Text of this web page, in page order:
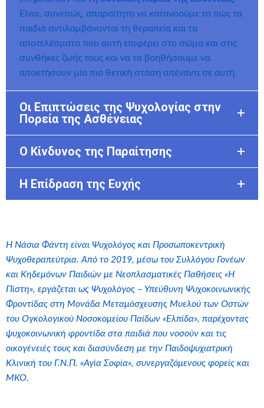
Είναι, συνεπώς, απαραίτητο να κατανοούμε το πώς τα
παιδιά αντιλαμβάνονται τη θεραπεία και τα
αποτελέσματα που αυτή επιφέρει στο σώμα και στις
συνθήκες ζωής τους και να τα βοηθήσουμε να
αποκτήσουν μία πιο θετική στάση απέναντι σε αυτή.
Οι Επιπτώσεις της Ψυχολογίας στην
Πορεία της Ασθένειας
Ο Κίνδυνος της Παραίτησης
Η Επίδραση της Ευχής
Η Νάσια Φάντη είναι Ψυχολόγος και Προσωποκεντρική
Ψυχοθεραπεύτρια. Από το 2019, μέσω του Συλλόγου Γονέων
και Κηδεμόνων Παιδιών με Νεοπλασματικές Παθήσεις «Η
Πίστη», εργάζεται ως Ψυχολόγος – Υπεύθυνη Ψυχοκοινωνικής
Φροντίδας στη Μονάδα Μεταμόσχευσης Μυελού των Οστών
του Ογκολογικού Νοσοκομείου Παίδων «Ελπίδα», παρέχοντας
ψυχοκοινωνική φροντίδα στα παιδιά που νοσούν και τις
οικογένειές τους και διασύνδεση με την Παιδοψυχιατρική
Κλινική του Γ.Ν.Π. «Αγία Σοφία», συνεργαζόμενους φορείς και
ΜΚΟ.